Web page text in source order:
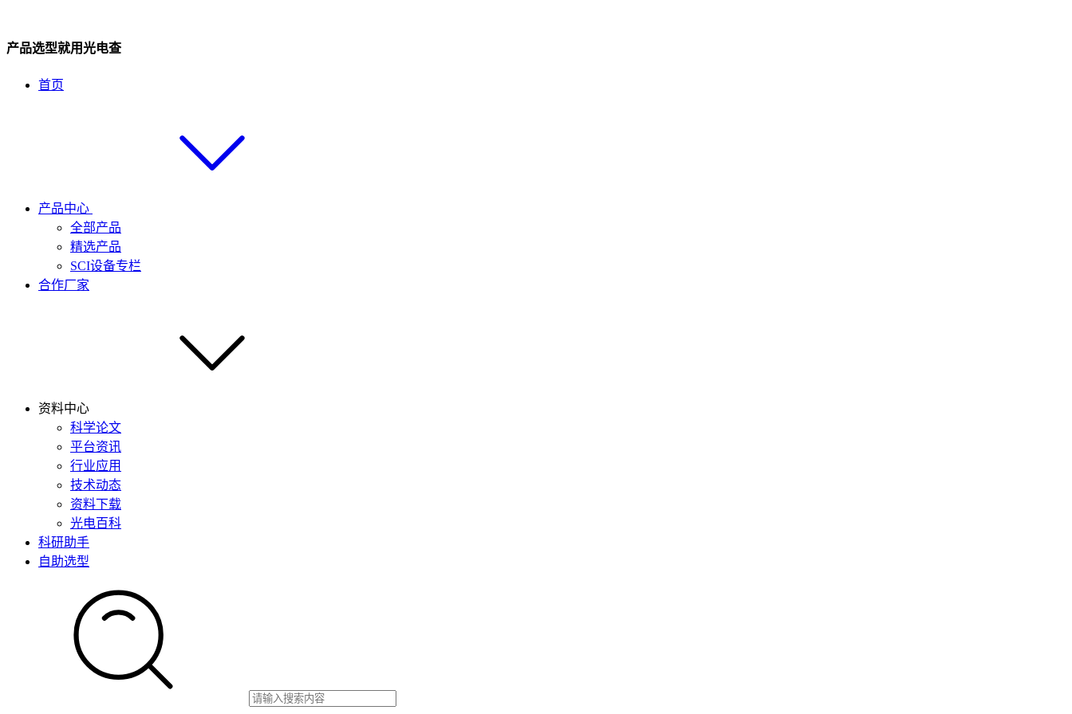
产品选型就用光电查
首页
产品中心
全部产品
精选产品
SCI设备专栏
合作厂家
资料中心
科学论文
平台资讯
行业应用
技术动态
资料下载
光电百科
科研助手
自助选型